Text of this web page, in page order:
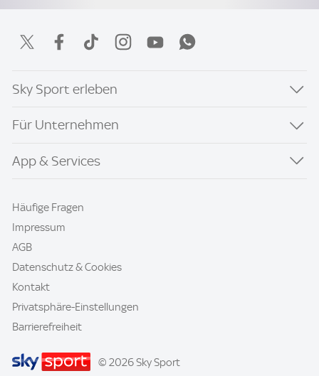
Sky Sport erleben
Für Unternehmen
App & Services
Häufige Fragen
Impressum
AGB
Datenschutz & Cookies
Kontakt
Privatsphäre-Einstellungen
Barrierefreiheit
© 2026 Sky Sport